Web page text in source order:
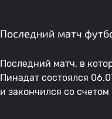
Последний матч
Последний матч, в
Пинадат состоялся
и закончился со счетом